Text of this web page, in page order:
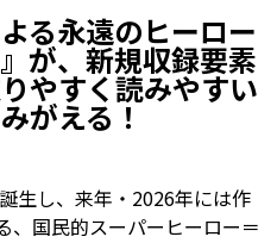
る永遠のヒーロー
が、新規収録要素
やすく読みやすい
がえる！
生し、来年・2026年には作
、国民的スーパーヒーロー＝